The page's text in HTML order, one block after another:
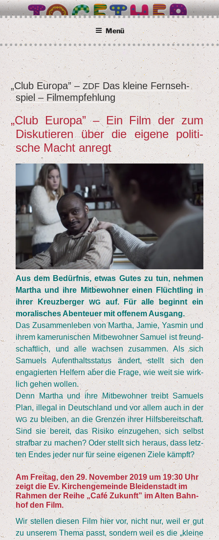
Zum
Inhalt
springenBETTER TOGETHER
Wir alle sind Taunusstein
Menü
VERÖFFENTLICHT
AM
„Club Euro­pa” –ZDF Das klei­ne Fern­seh­
spiel – Filmempfehlung
„Club Euro­pa” – Ein Film der zum
Dis­ku­tie­ren über die eige­ne poli­ti­
sche Macht anregt
Aus dem Bedürf­nis, etwas Gutes zu tun, neh­men
Mar­tha und ihre Mit­be­woh­ner einen Flücht­ling in
ihrer Kreuz­ber­ger WGauf. Für alle beginnt ein
mora­li­sches Aben­teu­er mit offe­nem Ausgang.
Das Zusam­men­le­ben von Mar­tha, Jamie, Yas­min und
ihrem kame­ru­ni­schen Mit­be­woh­ner Samu­el ist freund­
schaft­lich, und alle wach­sen zusam­men. Als sich
Samu­els Auf­ent­halts­sta­tus ändert, stellt sich den
enga­gier­ten Hel­fern aber die Fra­ge, wie weit sie wirk­
lich gehen wollen.
Denn Mar­tha und ihre Mit­be­woh­ner treibt Samu­els
Plan, ille­gal in Deutsch­land und vor allem auch in der
WG zu blei­ben, an die Gren­zen ihrer Hilfs­be­reit­schaft.
Sind sie bereit, das Risi­ko ein­zu­ge­hen, sich selbst
straf­bar zu machen? Oder stellt sich her­aus, dass letz­
ten Endes jeder nur für sei­ne eige­nen Zie­le kämpft?
Am Frei­tag, den29. Novem­ber 2019um 19:30 Uhr
zeigt die Ev. Kir­chen­ge­mein­de Blei­den­stadt im
Rah­men der Rei­he„Café Zukunft” im Alten Bahn­
hof den Film.
Wir stel­len die­sen Film hier vor, nicht nur, weil er gut
zu unse­rem The­ma passt, son­dern weil es die „klei­ne